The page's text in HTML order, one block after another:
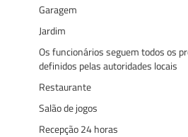
Garagem
Jardim
Os funcionários seguem todos os
definidos pelas autoridades locais
Restaurante
Salão de jogos
Recepção 24 horas